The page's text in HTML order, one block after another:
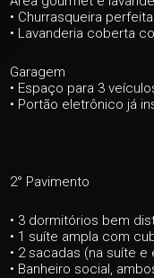
• Churrasqueira
• Lavanderia coberta
Garagem
• Espaço para 3
• Portão eletrônico já
2° Pavimento
• 3 dormitórios bem
• 1 suíte ampla com
• 2 sacadas (na suíte
• Banheiro social,